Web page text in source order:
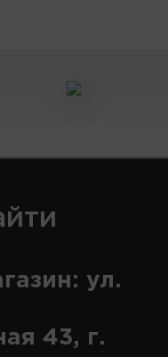
ул.
43, г.